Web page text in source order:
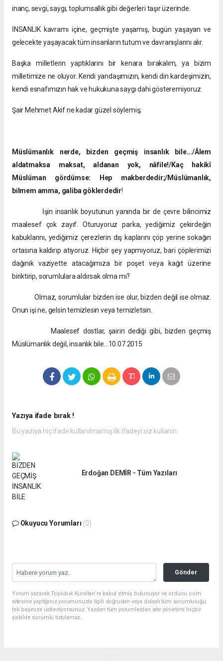
inanç, sevgi, saygı, toplumsallık gibi değerleri taşır üzerinde.
İNSANLIK kavramı içine, geçmişte yaşamış, bugün yaşayan ve
gelecekte yaşayacak tüm insanların tutum ve davranışlarını alır.
Başka milletlerin yaptıklarını bir kenara bırakalım, ya bizim
milletimize ne oluyor. Kendi yandaşımızın, kendi din kardeşimizin,
kendi esnafımızın hak ve hukukuna saygı dahi gösteremiyoruz.
Şair Mehmet Akif ne kadar güzel söylemiş;
Müslümanlık nerde, bizden geçmiş insanlık bile.../Âlem
aldatmaksa maksat, aldanan yok, nâfile!/Kaç hakikî
Müslüman gördümse: Hep makberdedir;/Müslümanlık,
bilmem amma, galiba göklerdedir!
İşin insanlık boyutunun yanında bir de çevre bilincimiz
maalesef çok zayıf. Oturuyoruz parka, yediğimiz çekirdeğin
kabuklarını, yediğimiz çerezlerin dış kaplarını çöp yerine sokağın
ortasına kaldırıp atıyoruz. Hiçbir şey yapmıyoruz, bari çöplerimizi
dağınık vaziyette atacağımıza bir poşet veya kağıt üzerine
biriktirip, sorumlulara aldırsak olma mı?
Olmaz, sorumlular bizden ise olur, bizden değil ise olmaz.
Onun işi ne, gelsin temizlesin veya temizletsin.
Maalesef dostlar, şairin dediği gibi, bizden geçmiş
Müslümanlık değil, insanlık bile…10.07.2015
Yazıya ifade bırak !
Bu yazıya hiç ifade kullanılmamış ilk ifadeyi siz kullanın.
Erdoğan DEMİR - Tüm Yazıları
Okuyucu Yorumları (0)
Gönder
Yorum yazarak Topluluk Kuralları’nı kabul etmiş bulunuyor ve orducu.com
sitesine yaptığınız yorumunuzla ilgili doğrudan veya dolaylı tüm sorumluluğu
tek başınıza üstleniyorsunuz. Yazılan tüm yorumlardan site yönetimi hiçbir
şekilde sorumlu tutulamaz.